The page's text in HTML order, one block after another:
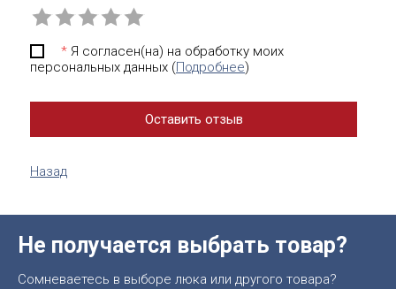
* Я согласен(на) на обработку моих
персональных данных (Подробнее)
Назад
Не получается выбрать товар?
Сомневаетесь в выборе люка или другого товара?